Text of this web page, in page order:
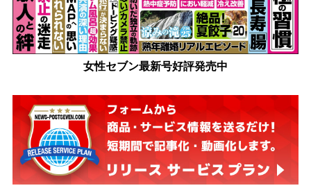
女性セブン最新号好評発売中